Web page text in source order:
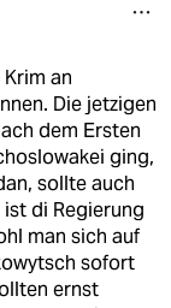
an
Die jetzigen
dem Ersten
ging,
sollte auch
di Regierung
man sich auf
sofort
ernst